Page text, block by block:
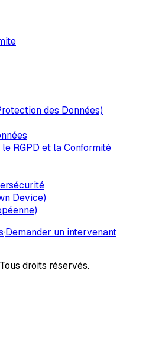
des Données)
RGPD et la Conformité
Device)
·Demander un intervenant
droits réservés.